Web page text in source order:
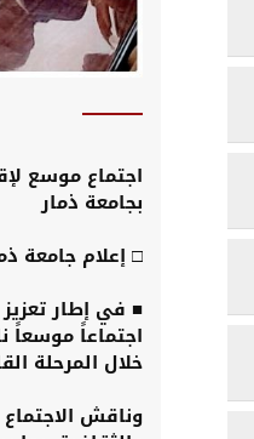
اجتماع موسع
بجامعة ذمار
□ إعلام جامعة ذمار / 24 ذو القعدة 1447هـ،
■ في إطار
اجتماعاً موسعاً
خلال المرحلة
وناقش